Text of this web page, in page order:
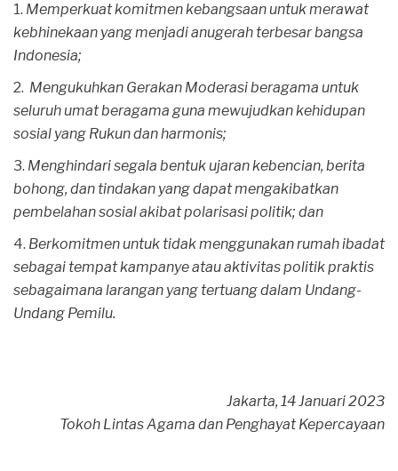
Memperkuat komitmen kebangsaan untuk merawat
kebhinekaan yang menjadi anugerah terbesar bangsa
Indonesia;
Mengukuhkan Gerakan Moderasi beragama untuk
seluruh umat beragama guna mewujudkan kehidupan
sosial yang Rukun dan harmonis;
Menghindari segala bentuk ujaran kebencian, berita
bohong, dan tindakan yang dapat mengakibatkan
pembelahan sosial akibat polarisasi politik; dan
Berkomitmen untuk tidak menggunakan rumah ibadat
sebagai tempat kampanye atau aktivitas politik praktis
sebagaimana larangan yang tertuang dalam Undang-
Undang Pemilu.
Jakarta, 14 Januari 2023
Tokoh Lintas Agama dan Penghayat Kepercayaan